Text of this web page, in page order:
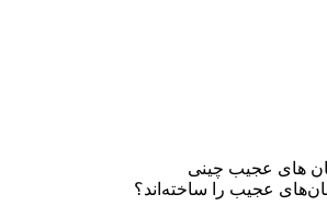
های عجیب چینی
عجیب را ساخته‌اند؟